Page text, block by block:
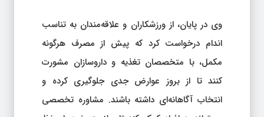
وی در پایان، از ورزشکاران و علاقه‌مندان به تناسب
اندام درخواست کرد که پیش از مصرف هرگونه
مکمل، با متخصصان تغذیه و داروسازان مشورت
کنند تا از بروز عوارض جدی جلوگیری کرده و
انتخاب آگاهانه‌ای داشته باشند. مشاوره تخصصی